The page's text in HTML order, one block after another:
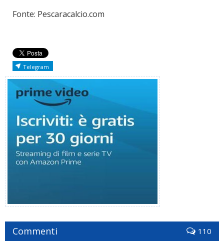
Fonte: Pescaracalcio.com
Telegram
Commenti 110